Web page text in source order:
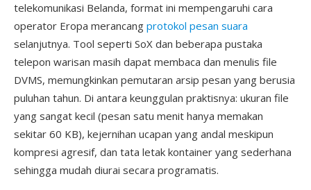
telekomunikasi Belanda, format ini mempengaruhi cara
operator Eropa merancang protokol pesan suara
selanjutnya. Tool seperti SoX dan beberapa pustaka
telepon warisan masih dapat membaca dan menulis file
DVMS, memungkinkan pemutaran arsip pesan yang berusia
puluhan tahun. Di antara keunggulan praktisnya: ukuran file
yang sangat kecil (pesan satu menit hanya memakan
sekitar 60 KB), kejernihan ucapan yang andal meskipun
kompresi agresif, dan tata letak kontainer yang sederhana
sehingga mudah diurai secara programatis.